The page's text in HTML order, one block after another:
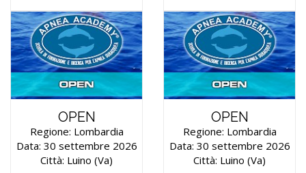
OPEN
Regione: Lombardia
Data: 30 settembre 2026
Città: Luino (va)
OPEN
Regione: Lombardia
Data: 30 settembre 2026
Città: Luino (va)